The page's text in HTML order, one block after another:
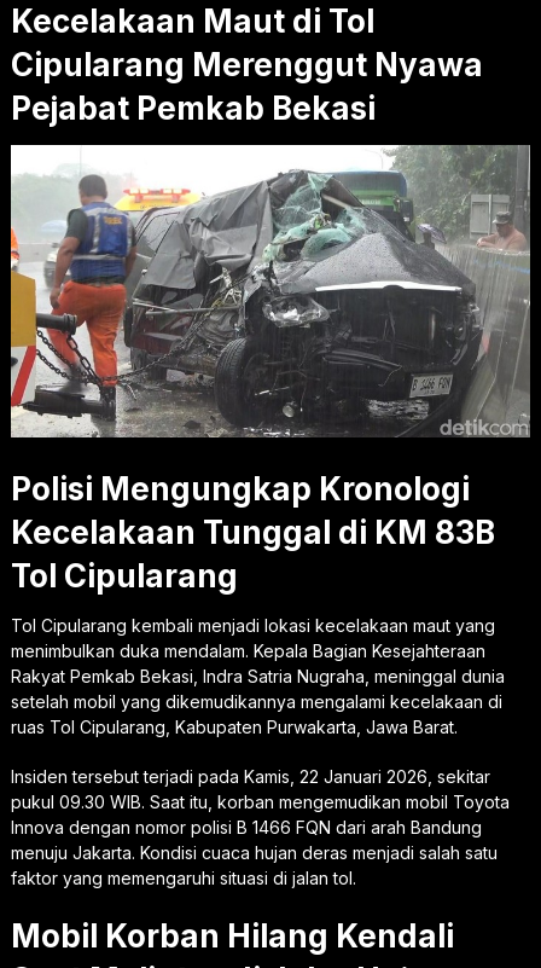
Kecelakaan Maut di Tol
Cipularang Merenggut Nyawa
Pejabat Pemkab Bekasi
Polisi Mengungkap Kronologi
Kecelakaan Tunggal di KM 83B
Tol Cipularang
Tol Cipularang kembali menjadi lokasi kecelakaan maut yang
menimbulkan duka mendalam. Kepala Bagian Kesejahteraan
Rakyat Pemkab Bekasi, Indra Satria Nugraha, meninggal dunia
setelah mobil yang dikemudikannya mengalami kecelakaan di
ruas Tol Cipularang, Kabupaten Purwakarta, Jawa Barat.
Insiden tersebut terjadi pada Kamis, 22 Januari 2026, sekitar
pukul 09.30 WIB. Saat itu, korban mengemudikan mobil Toyota
Innova dengan nomor polisi B 1466 FQN dari arah Bandung
menuju Jakarta. Kondisi cuaca hujan deras menjadi salah satu
faktor yang memengaruhi situasi di jalan tol.
Mobil Korban Hilang Kendali